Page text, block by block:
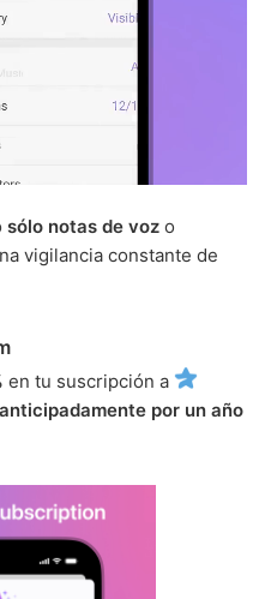
sólo notas de voz o
vigilancia constante de
en tu suscripción a
por un año